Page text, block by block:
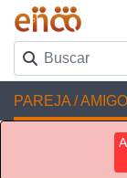
PAREJA /